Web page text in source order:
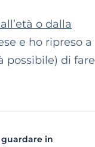
o dalla
e ho ripreso a
possibile) di fare
in